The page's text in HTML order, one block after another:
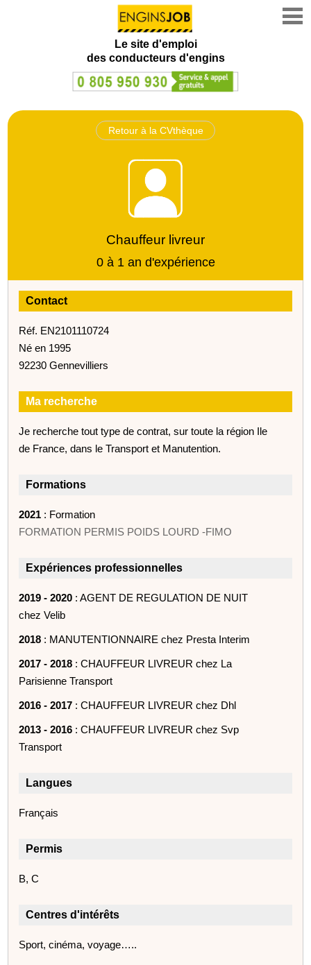
Le site d'emploi
des conducteurs d'engins
Retour à la CVthèque
Chauffeur livreur
0 à 1 an d'expérience
Contact
Réf. EN2101110724
Né en 1995
92230 Gennevilliers
Ma recherche
Je recherche tout type de contrat, sur toute la région Ile
de France, dans le Transport et Manutention.
Formations
2021 : Formation
FORMATION PERMIS POIDS LOURD -FIMO
Expériences professionnelles
2019 - 2020 : AGENT DE REGULATION DE NUIT
chez Velib
2018 : MANUTENTIONNAIRE chez Presta Interim
2017 - 2018 : CHAUFFEUR LIVREUR chez La
Parisienne Transport
2016 - 2017 : CHAUFFEUR LIVREUR chez Dhl
2013 - 2016 : CHAUFFEUR LIVREUR chez Svp
Transport
Langues
Français
Permis
B, C
Centres d'intérêts
Sport, cinéma, voyage…..